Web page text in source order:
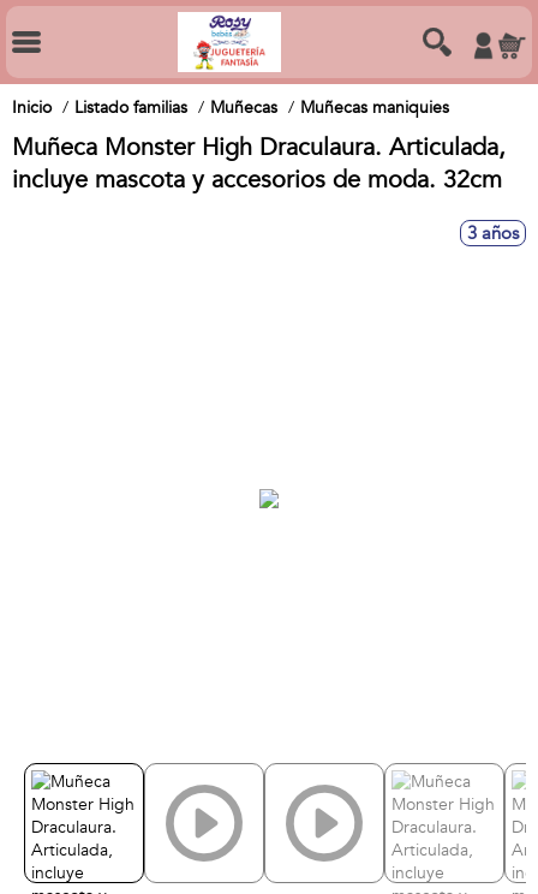
Inicio Listado familias Muñecas Muñecas maniquies
Muñeca Monster High Draculaura. Articulada,
incluye mascota y accesorios de moda. 32cm
3 años